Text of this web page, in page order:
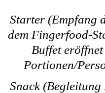
Starter (Empfang
dem Fingerfood-
Buffet
Portionen/
Snack (Begleitung